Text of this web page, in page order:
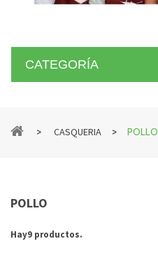
CATEGORÍA
> CASQUERIA > POLLO
POLLO
Hay9 productos.